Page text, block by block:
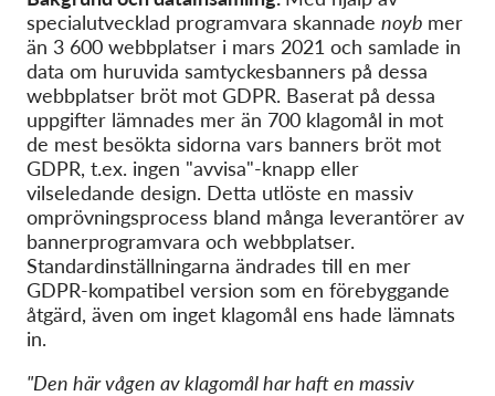
specialutvecklad programvara skannade noyb mer
än 3 600 webbplatser i mars 2021 och samlade in
data om huruvida samtyckesbanners på dessa
webbplatser bröt mot GDPR. Baserat på dessa
uppgifter lämnades mer än 700 klagomål in mot
de mest besökta sidorna vars banners bröt mot
GDPR, t.ex. ingen "avvisa"-knapp eller
vilseledande design. Detta utlöste en massiv
omprövningsprocess bland många leverantörer av
bannerprogramvara och webbplatser.
Standardinställningarna ändrades till en mer
GDPR-kompatibel version som en förebyggande
åtgärd, även om inget klagomål ens hade lämnats
in.
"Den här vågen av klagomål har haft en massiv